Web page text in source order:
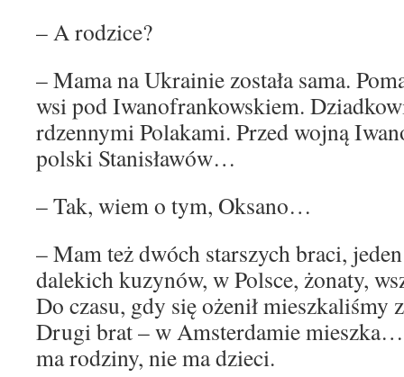
– A rodzice?
– Mama na Ukrainie została sama.
wsi pod Iwanofrankowskiem.
rdzennymi Polakami. Przed wojną
polski Stanisławów…
– Tak, wiem o tym, Oksano…
– Mam też dwóch starszych braci,
dalekich kuzynów, w Polsce, żonaty,
Do czasu, gdy się ożenił
Drugi brat – w Amsterdamie
ma rodziny, nie ma dzieci.